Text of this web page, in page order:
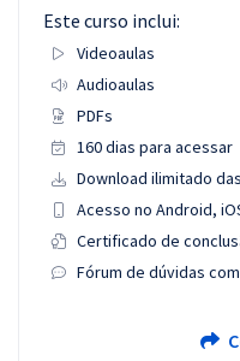
Este curso inclui:
Videoaulas
Audioaulas
PDFs
160 dias para acessar
Download ilimitado
Acesso no Android,
Certificado de
Fórum de dúvidas